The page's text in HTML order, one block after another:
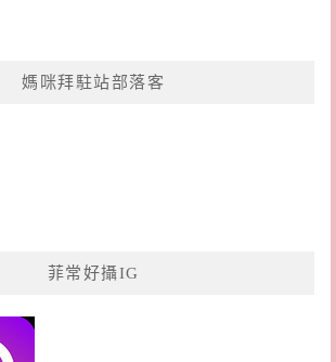
媽咪拜駐站部落客
菲常好攝IG